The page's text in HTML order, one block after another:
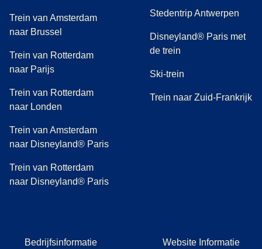
Trein van Amsterdam
naar Brussel
Trein van Rotterdam
naar Parijs
Trein van Rotterdam
naar Londen
Trein van Amsterdam
naar Disneyland® Paris
Trein van Rotterdam
naar Disneyland® Paris
Stedentrip Antwerpen
Disneyland® Paris met
de trein
Ski-trein
Trein naar Zuid-Frankrijk
Bedrijfsinformatie Website Informatie